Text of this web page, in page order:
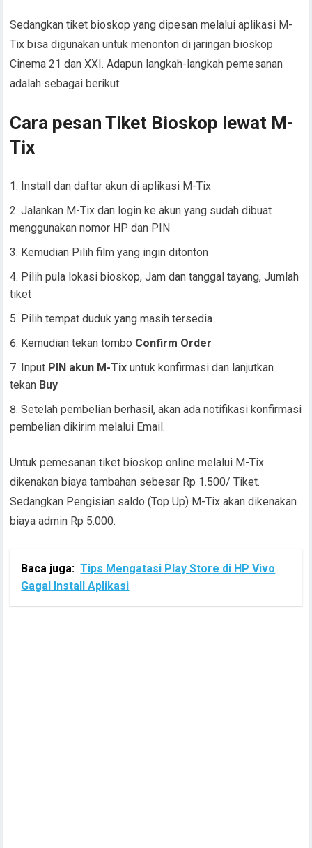
Sedangkan tiket bioskop yang dipesan melalui aplikasi M-
Tix bisa digunakan untuk menonton di jaringan bioskop
Cinema 21 dan XXI. Adapun langkah-langkah pemesanan
adalah sebagai berikut:
Cara pesan Tiket Bioskop lewat M-
Tix
Install dan daftar akun di aplikasi M-Tix
Jalankan M-Tix dan login ke akun yang sudah dibuat
menggunakan nomor HP dan PIN
Kemudian Pilih film yang ingin ditonton
Pilih pula lokasi bioskop, Jam dan tanggal tayang, Jumlah
tiket
Pilih tempat duduk yang masih tersedia
Kemudian tekan tombo Confirm Order
Input PIN akun M-Tix untuk konfirmasi dan lanjutkan
tekan Buy
Setelah pembelian berhasil, akan ada notifikasi konfirmasi
pembelian dikirim melalui Email.
Untuk pemesanan tiket bioskop online melalui M-Tix
dikenakan biaya tambahan sebesar Rp 1.500/ Tiket.
Sedangkan Pengisian saldo (Top Up) M-Tix akan dikenakan
biaya admin Rp 5.000.
Baca juga: Tips Mengatasi Play Store di HP Vivo
Gagal Install Aplikasi